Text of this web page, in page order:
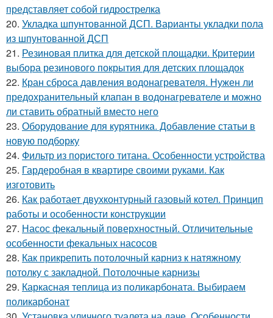
представляет собой гидрострелка
20. Укладка шпунтованной ДСП. Варианты укладки пола
из шпунтованной ДСП
21. Резиновая плитка для детской площадки. Критерии
выбора резинового покрытия для детских площадок
22. Кран сброса давления водонагревателя. Нужен ли
предохранительный клапан в водонагревателе и можно
ли ставить обратный вместо него
23. Оборудование для курятника. Добавление статьи в
новую подборку
24. Фильтр из пористого титана. Особенности устройства
25. Гардеробная в квартире своими руками. Как
изготовить
26. Как работает двухконтурный газовый котел. Принцип
работы и особенности конструкции
27. Насос фекальный поверхностный. Отличительные
особенности фекальных насосов
28. Как прикрепить потолочный карниз к натяжному
потолку с закладной. Потолочные карнизы
29. Каркасная теплица из поликарбоната. Выбираем
поликарбонат